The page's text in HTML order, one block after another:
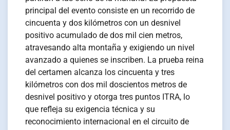
principal del evento consiste en un recorrido de
cincuenta y dos kilómetros con un desnivel
positivo acumulado de dos mil cien metros,
atravesando alta montaña y exigiendo un nivel
avanzado a quienes se inscriben. La prueba reina
del certamen alcanza los cincuenta y tres
kilómetros con dos mil doscientos metros de
desnivel positivo y otorga tres puntos ITRA, lo
que refleja su exigencia técnica y su
reconocimiento internacional en el circuito de